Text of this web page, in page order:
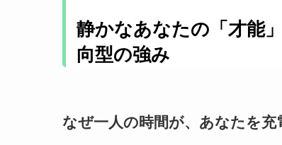
静かなあなたの「才能
向型の強み
なぜ一人の時間が、あなたを充